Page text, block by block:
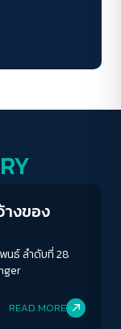
างของ
นธ์ ลำดับที่ 28
READ MORE